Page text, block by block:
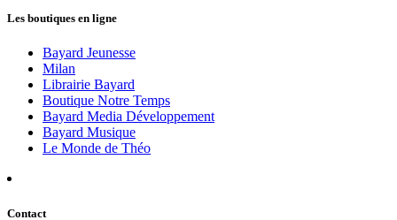
Les boutiques en ligne
Bayard Jeunesse
Milan
Librairie Bayard
Boutique Notre Temps
Bayard Media Développement
Bayard Musique
Le Monde de Théo
Contact